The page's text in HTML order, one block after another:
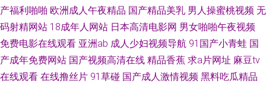
利视频在线 影音先锋欧美爱情 午夜福利爽爽 影音先锋国产av资源 91Ncom
操笔 影音先锋va资源 婷婷五月四房色在线 日韩一二三视屏 色欧美TV 熟女撸
撸黑人 日韩色影影院 瑟瑟www 探花视频不卡 人妻福利95 日韩东京热99 青
产福利啪啪 欧洲成人午夜精品 国产精品美乳 男人操蜜桃视频 无
码射精网站 18成年人网站 日本高清电影网 男女啪啪午夜视频
免费电影在线观看 亚洲ab 成人少妇视频导航 91国产小青蛙 国
产成年免费网站 国产视频高清在线 精品香蕉 求a片网址 麻豆tv
在线观看 在线撸丝片 91草碰 国产成人激情视频 黑料吃瓜精品